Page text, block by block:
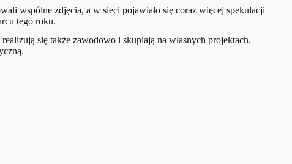
wspólne zdjęcia, a w sieci pojawiało się coraz więcej spekulacji
tego roku.
się także zawodowo i skupiają na własnych projektach.